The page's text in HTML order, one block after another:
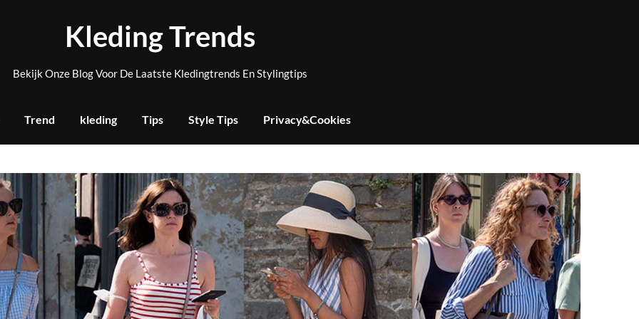
Kleding Trends
Bekijk Onze Blog Voor De Laatste Kledingtrends En Stylingtips
Trend kleding Tips Style Tips Privacy&Cookies